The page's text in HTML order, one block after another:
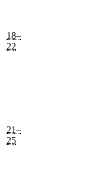
18–
22
21–
25